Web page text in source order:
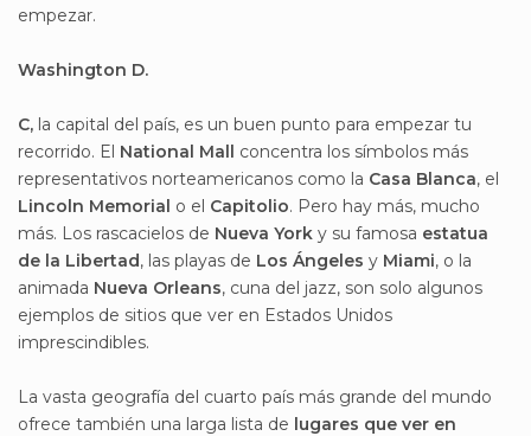
empezar.
Washington D.
C, la capital del país, es un buen punto para empezar tu
recorrido. El National Mall concentra los símbolos más
representativos norteamericanos como la Casa Blanca, el
Lincoln Memorial o el Capitolio. Pero hay más, mucho
más. Los rascacielos de Nueva York y su famosa estatua
de la Libertad, las playas de Los Ángeles y Miami, o la
animada Nueva Orleans, cuna del jazz, son solo algunos
ejemplos de sitios que ver en Estados Unidos
imprescindibles.
La vasta geografía del cuarto país más grande del mundo
ofrece también una larga lista de lugares que ver en